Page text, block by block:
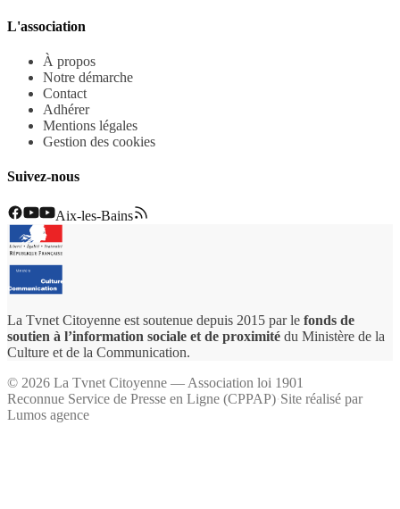
L'association
À propos
Notre démarche
Contact
Adhérer
Mentions légales
Gestion des cookies
Suivez-nous
Aix-les-Bains
La Tvnet Citoyenne est soutenue depuis 2015 par le fonds de
soutien à l’information sociale et de proximité du Ministère de la
Culture et de la Communication.
© 2026 La Tvnet Citoyenne — Association loi 1901
Reconnue Service de Presse en Ligne (CPPAP)·Site réalisé par
Lumos agence